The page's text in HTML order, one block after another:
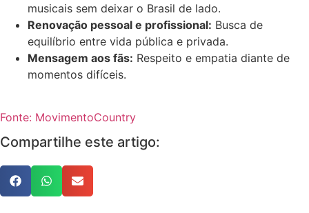
musicais sem deixar o Brasil de lado.
Renovação pessoal e profissional: Busca de
equilíbrio entre vida pública e privada.
Mensagem aos fãs: Respeito e empatia diante de
momentos difíceis.
Fonte: MovimentoCountry
Compartilhe este artigo: